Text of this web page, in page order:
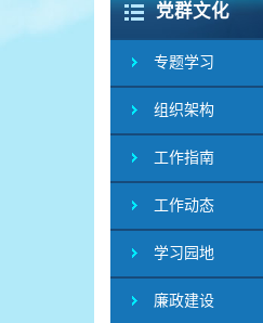
党群文化
专题学习
组织架构
工作指南
工作动态
学习园地
廉政建设